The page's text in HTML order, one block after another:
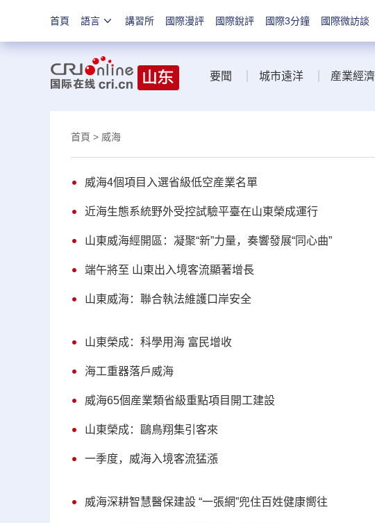
首頁 語言 講習所 國際漫評 國際銳評 國際3分鐘 國際微訪談
要聞 城市遠洋 産業經濟
首頁 > 威海
威海4個項目入選省級低空産業名單
近海生態系統野外受控試驗平臺在山東榮成運行
山東威海經開區：凝聚“新”力量，奏響發展“同心曲”
端午將至 山東出入境客流顯著增長
山東威海：聯合執法維護口岸安全
山東榮成：科學用海 富民增收
海工重器落戶威海
威海65個産業類省級重點項目開工建設
山東榮成：鷗鳥翔集引客來
一季度，威海入境客流猛漲
威海深耕智慧醫保建設 “一張網”兜住百姓健康嚮往